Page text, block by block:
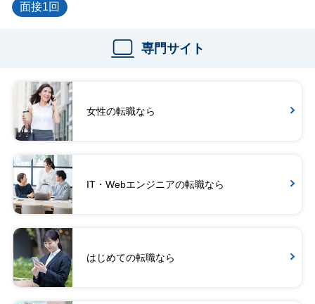
面接1回
専門サイト
女性の転職なら
IT・Webエンジニアの転職なら
はじめての転職なら